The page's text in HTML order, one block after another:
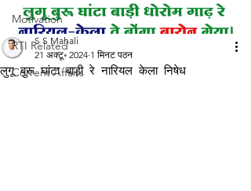
Motivation
RTI Related
Current Affairs
लुगू बुरू घांटा बाड़ी रे नारियल केला निषेध
S S Mahali
21 अक्टू॰ 2024 1 मिनट पठन